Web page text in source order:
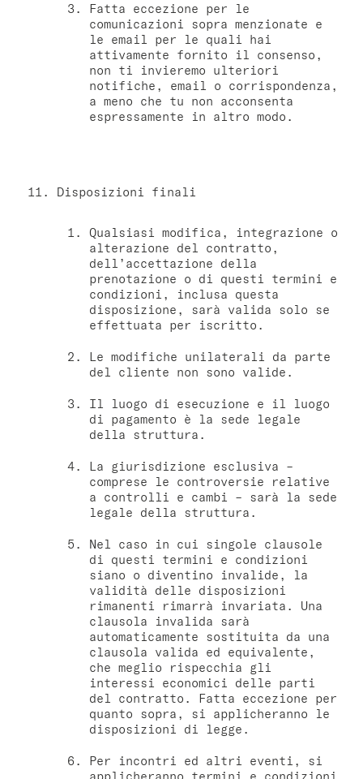
Fatta eccezione per le
comunicazioni sopra menzionate e
le email per le quali hai
attivamente fornito il consenso,
non ti invieremo ulteriori
notifiche, email o corrispondenza,
a meno che tu non acconsenta
espressamente in altro modo.
Disposizioni finali
Qualsiasi modifica, integrazione o
alterazione del contratto,
dell’accettazione della
prenotazione o di questi termini e
condizioni, inclusa questa
disposizione, sarà valida solo se
effettuata per iscritto.
Le modifiche unilaterali da parte
del cliente non sono valide.
Il luogo di esecuzione e il luogo
di pagamento è la sede legale
della struttura.
La giurisdizione esclusiva –
comprese le controversie relative
a controlli e cambi – sarà la sede
legale della struttura.
Nel caso in cui singole clausole
di questi termini e condizioni
siano o diventino invalide, la
validità delle disposizioni
rimanenti rimarrà invariata. Una
clausola invalida sarà
automaticamente sostituita da una
clausola valida ed equivalente,
che meglio rispecchia gli
interessi economici delle parti
del contratto. Fatta eccezione per
quanto sopra, si applicheranno le
disposizioni di legge.
Per incontri ed altri eventi, si